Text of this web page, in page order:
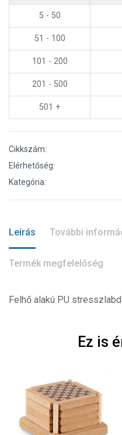
5 - 50
51 - 100
101 - 200
201 - 500
501 +
Cikkszám:
Elérhetőség:
Kategória:
Leírás További
Termék megfelelőség
Felhő alakú PU
Ez is